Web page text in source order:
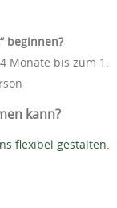
beginnen?
Monate bis zum 1.
kann?
flexibel gestalten.